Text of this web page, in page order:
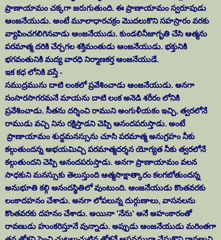
ప్రాణాయామం చక్కగా జరుగుతుంది. ఈ ప్రాణాయామం స్వరూపుడు
ఆంజనేయుడు. అంటే మూలాధారచక్రం మొదలుకొని సహస్రారం వరకు
వ్యాపించగలిగినవాడు ఆంజనేయుడు. కుండలినీజాగృతి చేసి ఆత్మను
పరమాత్మ దరికి చేర్చగల శక్తిమంతుడు ఆంజనేయుడు. భక్తునికి
భగవంతునికి మద్య వారధి నిర్మాణకర్త ఆంజనేయుడే.
ఇక కధ లోనికి వస్తే -
సముద్రమును దాటి లంకలో ప్రవేశించాడు ఆంజనేయుడు. అనగా
సంసారసాగరమనే మాయను దాటి లంక అనెడి శరీరం లోనికి
ప్రవేశించాడు. సీతను దర్శించి రాముని అంగుళీయకం ఇచ్చి, త్వరలోనే
రాముడు వచ్చి నిను రక్షిస్తాడని చెప్పి ఆనందపరుస్తాడు. అంటే
ప్రాణాయామం శుద్దమనస్సును చూసి పరమాత్మ అనుగ్రహం నీకు
కల్గుతుందన్న అభయమిచ్చి పరమాత్మదర్శన యోగ్యత నీకు త్వరలోనే
కల్గుతుందని చెప్పి ఆనందపరుస్తాడు. అనగా ప్రాణాయామం వలన
సాధకుని మనస్సుకు తెలుస్తుంది ఆత్మసాక్షాత్కారం కలగబోతుందన్న
అనుభూతి కల్గి ఆనందస్థితిలో వుంటుంది. ఆంజనేయుడు కొంతవరకు
లంకాదహనం చేశాడు. అనగా లోపలున్న దుర్గుణాలు, వాసనలను
కొంతవరకు దహనం చేశాడు. అయినా 'నేను' అనే అహంకారంతో
రావణుడు హుంకరిస్తూనే వున్నాడు. అప్పుడు ఆంజనేయుడు మరింతగా